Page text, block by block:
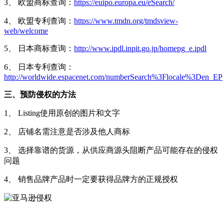
3、 欧盟商标查询： https://euipo.europa.eu/eSearch/
4、 欧盟专利查询： https://www.tmdn.org/tmdsview-
web/welcome
5、 日本商标查询： http://www.ipdl.inpit.go.jp/homepg_e.ipdl
6、 日本专利查询：
http://worldwide.espacenet.com/numberSearch%3Flocale%3Den_EP
三、预防侵权的方法
1、 Listing使用原创的图片和文字
2、 店铺名需注意是否涉及他人商标
3、 选择靠谱的货源，从供应商源头阻断产品可能存在的侵权
问题
4、 销售品牌产品时一定要获得品牌方的正规授权